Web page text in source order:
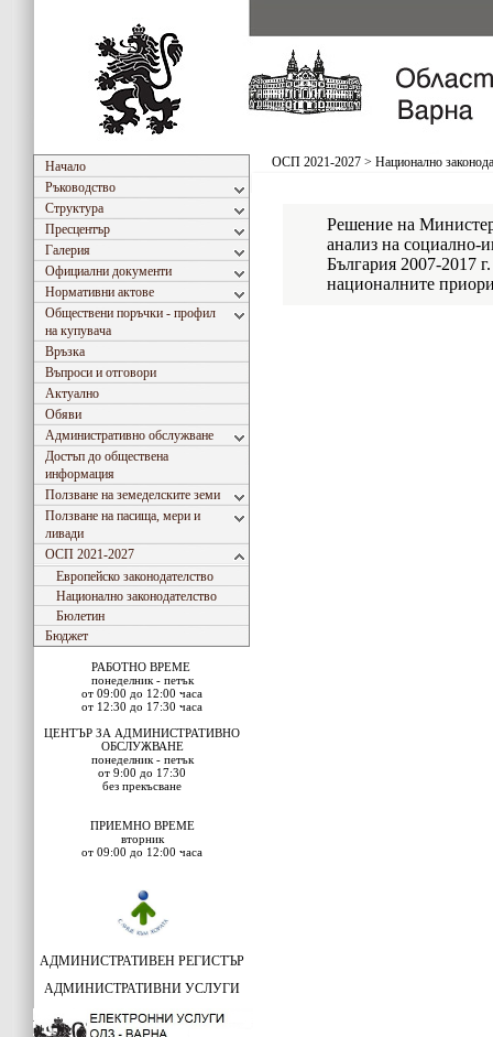
Начало
Ръководство
Структура
Пресцентър
Галерия
Официални документи
Нормативни актове
Обществени поръчки - профил
на купувача
Връзка
Въпроси и отговори
Актуално
Обяви
Административно обслужване
Достъп до обществена
информация
Ползване на земеделските земи
Ползване на пасища, мери и
ливади
ОСП 2021-2027
Европейско законодателство
Национално законодателство
Бюлетин
Бюджет
РАБОТНО ВРЕМЕ
понеделник - петък
от 09:00 до 12:00 часа
от 12:30 до 17:30 часа
ЦЕНТЪР ЗА АДМИНИСТРАТИВНО
ОБСЛУЖВАНЕ
понеделник - петък
от 9:00 до 17:30
без прекъсване
ПРИЕМНО ВРЕМЕ
вторник
от 09:00 до 12:00 часа
АДМИНИСТРАТИВЕН РЕГИСТЪР
АДМИНИСТРАТИВНИ УСЛУГИ
ОСП 2021-2027 > Национално
Решение на
анализ на социално-
България 2007-2017
националните